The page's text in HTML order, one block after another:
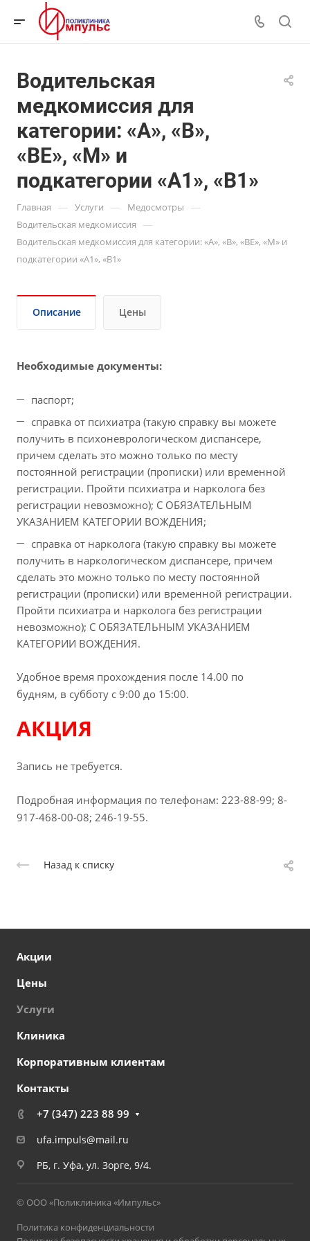
Водительская
медкомиссия для
категории: «А», «В»,
«ВЕ», «М» и
подкатегории «А1», «В1»
Главная — Услуги — Медосмотры —
Водительская медкомиссия —
Водительская медкомиссия для категории: «А», «В», «ВЕ», «М» и
подкатегории «А1», «В1»
Описание Цены
Необходимые документы:
паспорт;
справка от психиатра (такую справку вы можете
получить в психоневрологическом диспансере,
причем сделать это можно только по месту
постоянной регистрации (прописки) или временной
регистрации. Пройти психиатра и нарколога без
регистрации невозможно); С ОБЯЗАТЕЛЬНЫМ
УКАЗАНИЕМ КАТЕГОРИИ ВОЖДЕНИЯ;
справка от нарколога (такую справку вы можете
получить в наркологическом диспансере, причем
сделать это можно только по месту постоянной
регистрации (прописки) или временной регистрации.
Пройти психиатра и нарколога без регистрации
невозможно); С ОБЯЗАТЕЛЬНЫМ УКАЗАНИЕМ
КАТЕГОРИИ ВОЖДЕНИЯ.
Удобное время прохождения после 14.00 по
будням, в субботу с 9:00 до 15:00.
АКЦИЯ
Запись не требуется.
Подробная информация по телефонам: 223-88-99; 8-
917-468-00-08; 246-19-55.
Назад к списку
Акции
Цены
Услуги
Клиника
Корпоративным клиентам
Контакты
+7 (347) 223 88 99
ufa.impuls@mail.ru
РБ, г. Уфа, ул. Зорге, 9/4.
© ООО «Поликлиника «Импульс»
Политика конфиденциальности